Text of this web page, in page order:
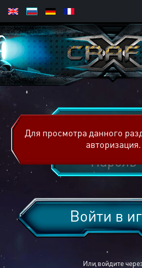
Или войдите
Войти в
Для просмотра данного
авторизация.